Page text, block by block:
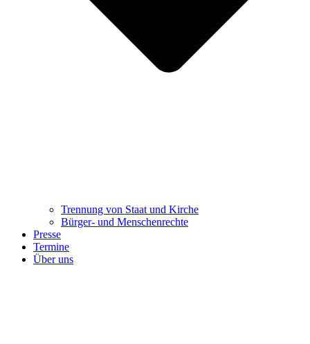
Trennung ​​​​​​​von Staat und Kirche
Bürger- und Menschenrechte
Presse
Termine
Über uns